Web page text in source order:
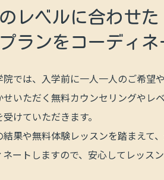
レベルに合わせた
ランを コーディネ
院では、入学前に一人一人のご希望
せいただく無料カウンセリングやレ
けていただきます。
結果や無料体験レッスンを踏まえて
ートしますので、安心してレッス